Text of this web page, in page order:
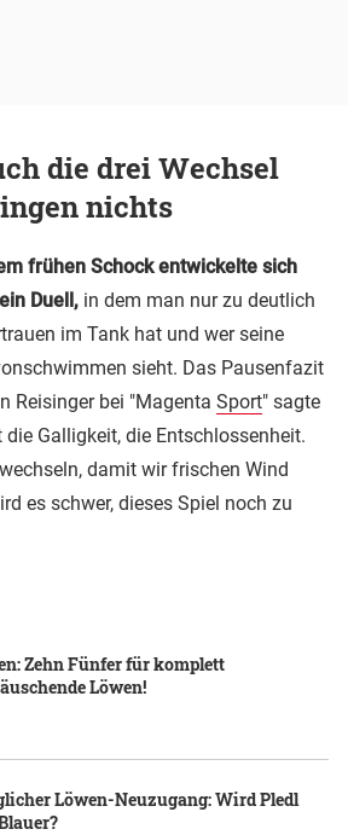
die drei Wechsel
nichts
frühen Schock entwickelte sich
Duell, in dem man nur zu deutlich
im Tank hat und wer seine
sieht. Das Pausenfazit
Reisinger bei "Magenta Sport" sagte
Galligkeit, die Entschlossenheit.
damit wir frischen Wind
es schwer, dieses Spiel noch zu
Zehn Fünfer für komplett
Löwen!
Löwen-Neuzugang: Wird Pledl